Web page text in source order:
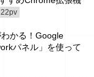
22pv
かる！Google
パネル」を使って